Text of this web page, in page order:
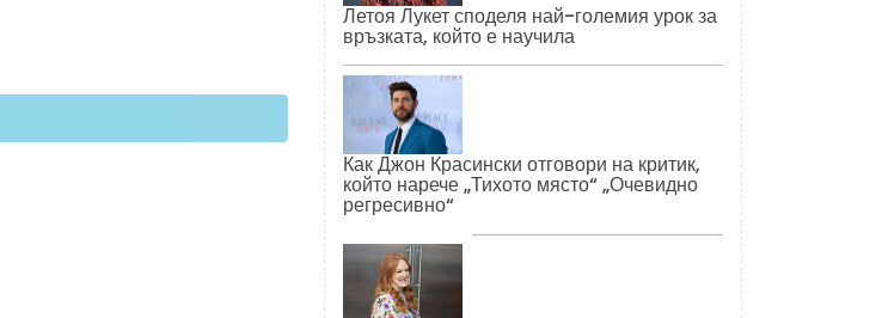
Летоя Лукет споделя най-големия урок за
връзката, който е научила
Как Джон Красински отговори на критик,
който нарече „Тихото място“ „Очевидно
регресивно“